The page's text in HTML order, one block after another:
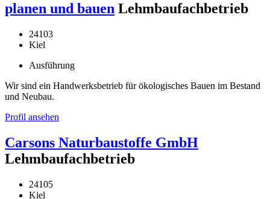
planen und bauen Lehmbaufachbetrieb
24103
Kiel
Ausführung
Wir sind ein Handwerksbetrieb für ökologisches Bauen im Bestand
und Neubau.
Profil ansehen
Carsons Naturbaustoffe GmbH
Lehmbaufachbetrieb
24105
Kiel